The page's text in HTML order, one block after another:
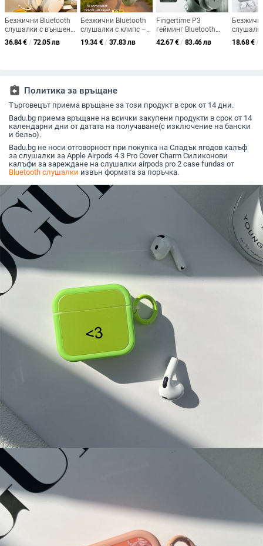
Безжични Bluetooth
слушалки с външен
сгъваем микрофон,
за глава, стерео, BT
36.84€ / 72.05 лв
Безжични Bluetooth
слушалки с клипс –
клипс дизайн, IPX7
водоустойчивост,
19.34 € / 37.83 лв
Fingertime P3
гейминг Bluetooth
слушалки, Bluetooth
5.1, обхват 10 м, над
42.67€ / 83.46 лв
10 м,
18.68€ /
assignment_return Политика за връщане
Търговецът приема връщане за този продукт в срок от 14 дни.
Badu.bg приема връщане на всички закупени продукти в срок от 14
календарни дни от датата на получаване(с изключение на бански
и бельо).
Badu.bg не носи отговорност при покупка на Сладък ягодов калъф
за слушалки за Apple Airpods 4 3 Pro Cover Charm Силиконови
калъфи за зареждане на слушалки airpods pro 2 case fundas от
Bluetooth слушалки извън формата за поръчка.